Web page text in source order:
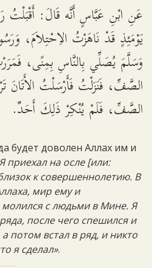
عَنِ ابْنِ عَبَّاسٍ أَنَّه قَالَ: أَقْبَلْتُ
يَوْمَئِذٍ قَدْ نَاهَزْتُ الاِحْتِلاَمَ،
وَسَلَّمَ يُصَلِّي بِالنَّاسِ بِمِنًى،
الصَّفِّ، فَنَزَلْتُ فَأَرْسَلْتُ
الصَّفِّ، فَلَمْ يُنْكِرْ ذَلِكَ أَحَدٌ.
будет доволен Аллах им и
приехал на осле [или:
к совершеннолетию. В
мир ему и
молился с людьми в Мине. Я
после чего спешился и
потом встал в ряд, и никто
я сделал».